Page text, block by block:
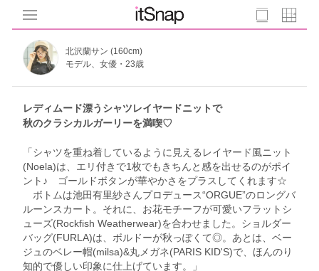
北沢蘭サン (160cm)
モデル、女優・23歳
レディムード漂うシャツレイヤードニットで
秋のクラシカルガーリーを満喫♡
「シャツを重ね着しているように見えるレイヤード風ニット
(Noela)は、エリ付きで1枚でもきちんと感を出せるのがポイ
ント♪ ゴールドボタンが華やかさをプラスしてくれます☆
ボトムは池田有里紗さんプロデュース“ORGUE”のロングバ
ルーンスカート。それに、お花モチーフが可愛いフラットシ
ューズ(Rockfish Weatherwear)を合わせました。ショルダー
バッグ(FURLA)は、ボルドーが秋っぽくて◎。あとは、ベー
ジュのベレー帽(milsa)&丸メガネ(PARIS KID'S)で、ほんのり
知的で優しい印象に仕上げています。」